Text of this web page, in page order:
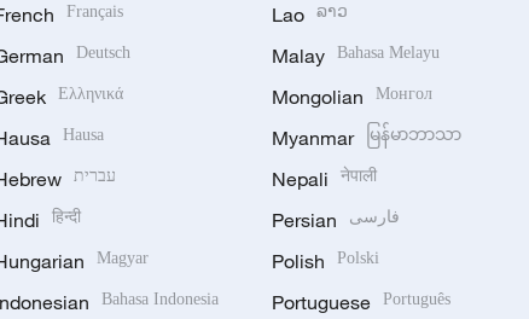
Français
Deutsch
Ελληνικά
Hausa
עברית
हिन्दी
Magyar
Bahasa Indonesia
Lao ລາວ
Malay Bahasa Melayu
Mongolian Монгол
Myanmar မြန်မာဘာသာ
Nepali नेपाली
Persian فارسی
Polish Polski
Portuguese Português